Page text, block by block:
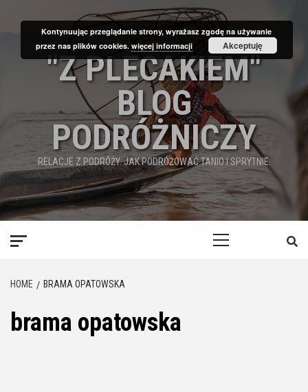
"Z PLECAKIEM"
BLOG
PODRÓŻNICZY
RELACJE Z PODRÓŻY. JAK PODRÓŻOWAĆ TANIO I SPRYTNIE.
HOME BRAMA OPATOWSKA
brama opatowska
Kontynuując przeglądanie strony, wyrażasz zgodę na używanie
przez nas plików cookies.więcej informacji Akceptuję